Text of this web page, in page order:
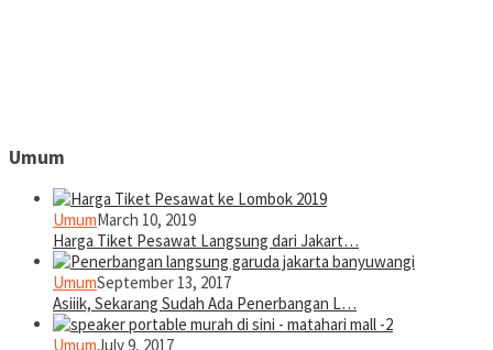
Umum
UmumMarch 10, 2019
Harga Tiket Pesawat Langsung dari Jakart…
UmumSeptember 13, 2017
Asiiik, Sekarang Sudah Ada Penerbangan L…
UmumJuly 9, 2017